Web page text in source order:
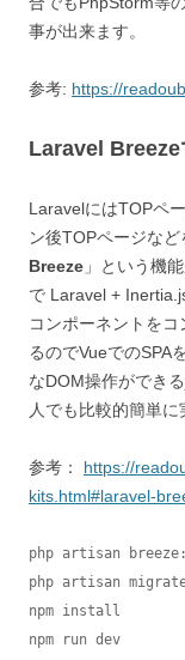
事が出来ます。
参考: https://
Laravel
LaravelにはTOPペ
ン後TOPページな
Breeze 」という機
で Laravel +
コンポーネントを
るのでVueでのSPA
なDOM操作ができ
人でも比較的簡単に
参考： https://
kits.html#laravel-
php artisan
php artisan
npm install
npm run dev